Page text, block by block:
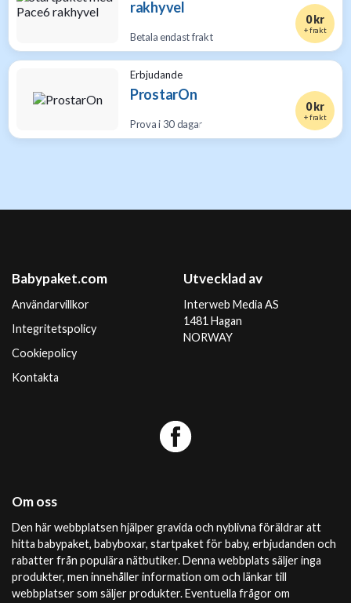
rakhyvel
Betala endast frakt
0 kr
+ frakt
Erbjudande
ProstarOn
Prova i 30 dagar
0 kr
+ frakt
Babypaket.com
Användarvillkor
Integritetspolicy
Cookiepolicy
Kontakta
Utvecklad av
Interweb Media AS
1481 Hagan
NORWAY
Om oss
Den här webbplatsen hjälper gravida och nyblivna föräldrar att
hitta babypaket, babyboxar, startpaket för baby, erbjudanden och
rabatter från populära nätbutiker. Denna webbplats säljer inga
produkter, men innehåller information om och länkar till
webbplatser som säljer produkter. Eventuella frågor om